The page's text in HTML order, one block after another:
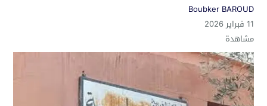
Boubker BAROUD
11 فبراير 2026
مشاهدة